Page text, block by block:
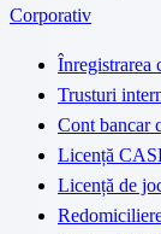
Corporativ
Înregistrarea
Trusturi
Cont bancar
Licență
Licență de